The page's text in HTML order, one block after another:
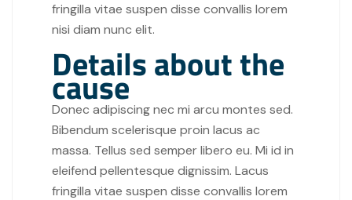
fringilla vitae suspen disse convallis lorem
nisi diam nunc elit.
Details about the
cause
Donec adipiscing nec mi arcu montes sed.
Bibendum scelerisque proin lacus ac
massa. Tellus sed semper libero eu. Mi id in
eleifend pellentesque dignissim. Lacus
fringilla vitae suspen disse convallis lorem